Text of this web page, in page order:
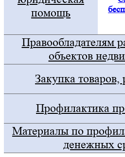
помощь
Правообладателям
объектов
Закупка товаров,
Профилактика
Материалы по
денежных